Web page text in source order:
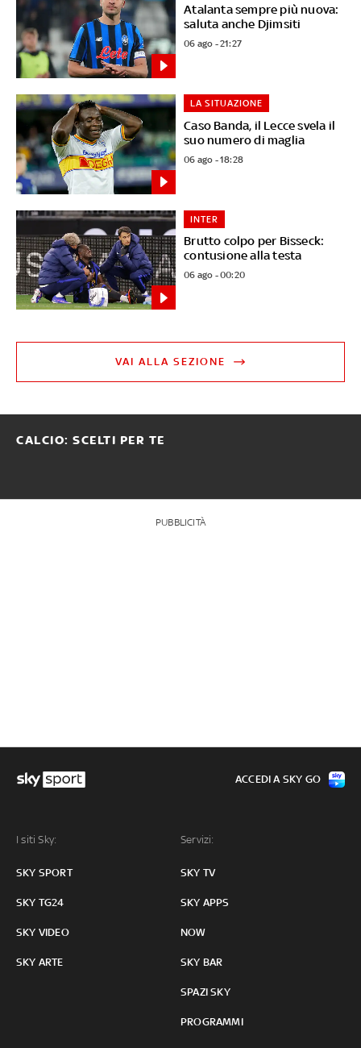
Atalanta sempre più nuova:
saluta anche Djimsiti
06 ago - 21:27
Caso Banda, il Lecce svela il
suo numero di maglia
LA SITUAZIONE
06 ago - 18:28
Brutto colpo per Bisseck:
contusione alla testa
INTER
06 ago - 00:20
VAI ALLA SEZIONE
CALCIO: SCELTI PER TE
PUBBLICITÀ
I siti Sky:
SKY SPORT
SKY TG24
SKY VIDEO
SKY ARTE
Servizi:
SKY TV
SKY APPS
NOW
SKY BAR
SPAZI SKY
PROGRAMMI
ACCEDI A SKY GO